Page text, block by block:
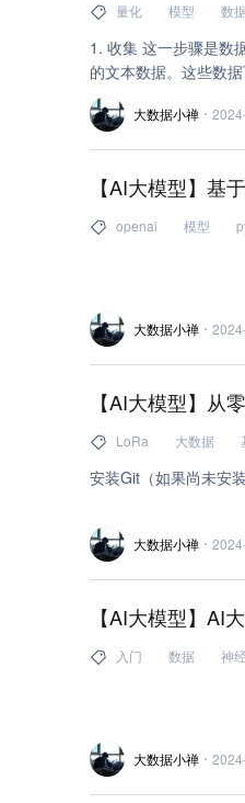
css (3)
json (3)
apache (3)
bash
深度学习 (3)
windows (3)
连
xml (2)
html (2)
super (2)
部署 (2)
官方文
git (1)
github (1)
NAT 网关 (1)
腾
integer (1)
key (1)
量化 模型 数
1. 收集 这一步骤是数据收集阶段，涉及到从不同的来源（如数据库、网站、文档等）收集需要分析
的文本数据。这些数
和质量。
大数据小禅
【AI大模型】基
openai 模型
大数据小禅
【AI大模型】从
LoRa 大数据
安装Git（如果尚未安
大数据小禅
【AI大模型】AI
入门 数据 神
大数据小禅